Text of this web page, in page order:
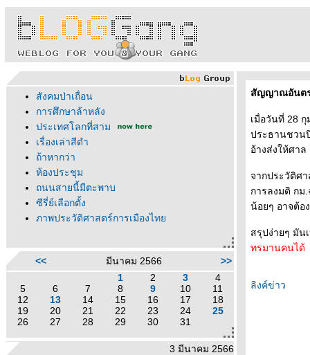
สังคมป่าเถื่อน
การศึกษาล้าหลัง
ประเทศโลกที่สาม
เรื่องเล่าสีดำ
ถ้าหากว่า
ห้องประชุม
ถนนสายนี้มีตะพาบ
ซีรี่ย์เลือกตั้ง
ภาพประวัติศาสตร์การเมืองไท
<< มีนาคม 2566
>>
1
2 3
4
5
6 7 8 9 10
11
12
13 14 15 16 17
18
19
20 21 22 23 24
25
26
27 28 29 30 31
3 มีนาคม 2566
สัญญาณอันตร
เมื่อวันที่ 28
ประธานชวน
อ้างส่งให้ศา
จากประวัติศ
การลงมติ กม
น้อยๆ อาจต้อ
สรุปง่ายๆ มัน
ทรมานคนได้
ลิงค์ข่าว